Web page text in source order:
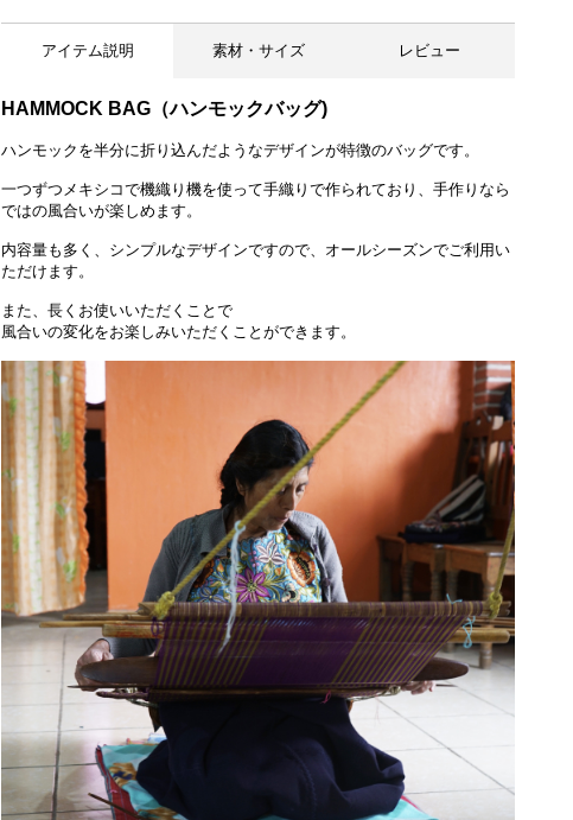
裏面
アイテム説明 素材・サイズ レビュー
HAMMOCK BAG（ハンモックバッグ)
ハンモックを半分に折り込んだようなデザインが特徴のバッグです。
一つずつメキシコで機織り機を使って手織りで作られており、手作りなら
ではの風合いが楽しめます。
内容量も多く、シンプルなデザインですので、オールシーズンでご利用い
ただけます。
また、長くお使いいただくことで
風合いの変化をお楽しみいただくことができます。